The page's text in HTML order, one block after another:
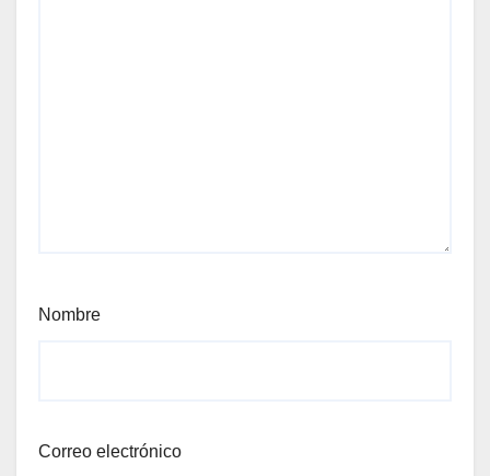
Nombre
Correo electrónico